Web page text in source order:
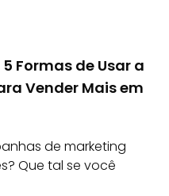
Formas de Usar a
Vender Mais em
de marketing
Que tal se você